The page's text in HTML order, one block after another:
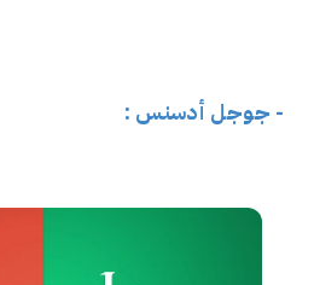
- جوجل أدسنس :